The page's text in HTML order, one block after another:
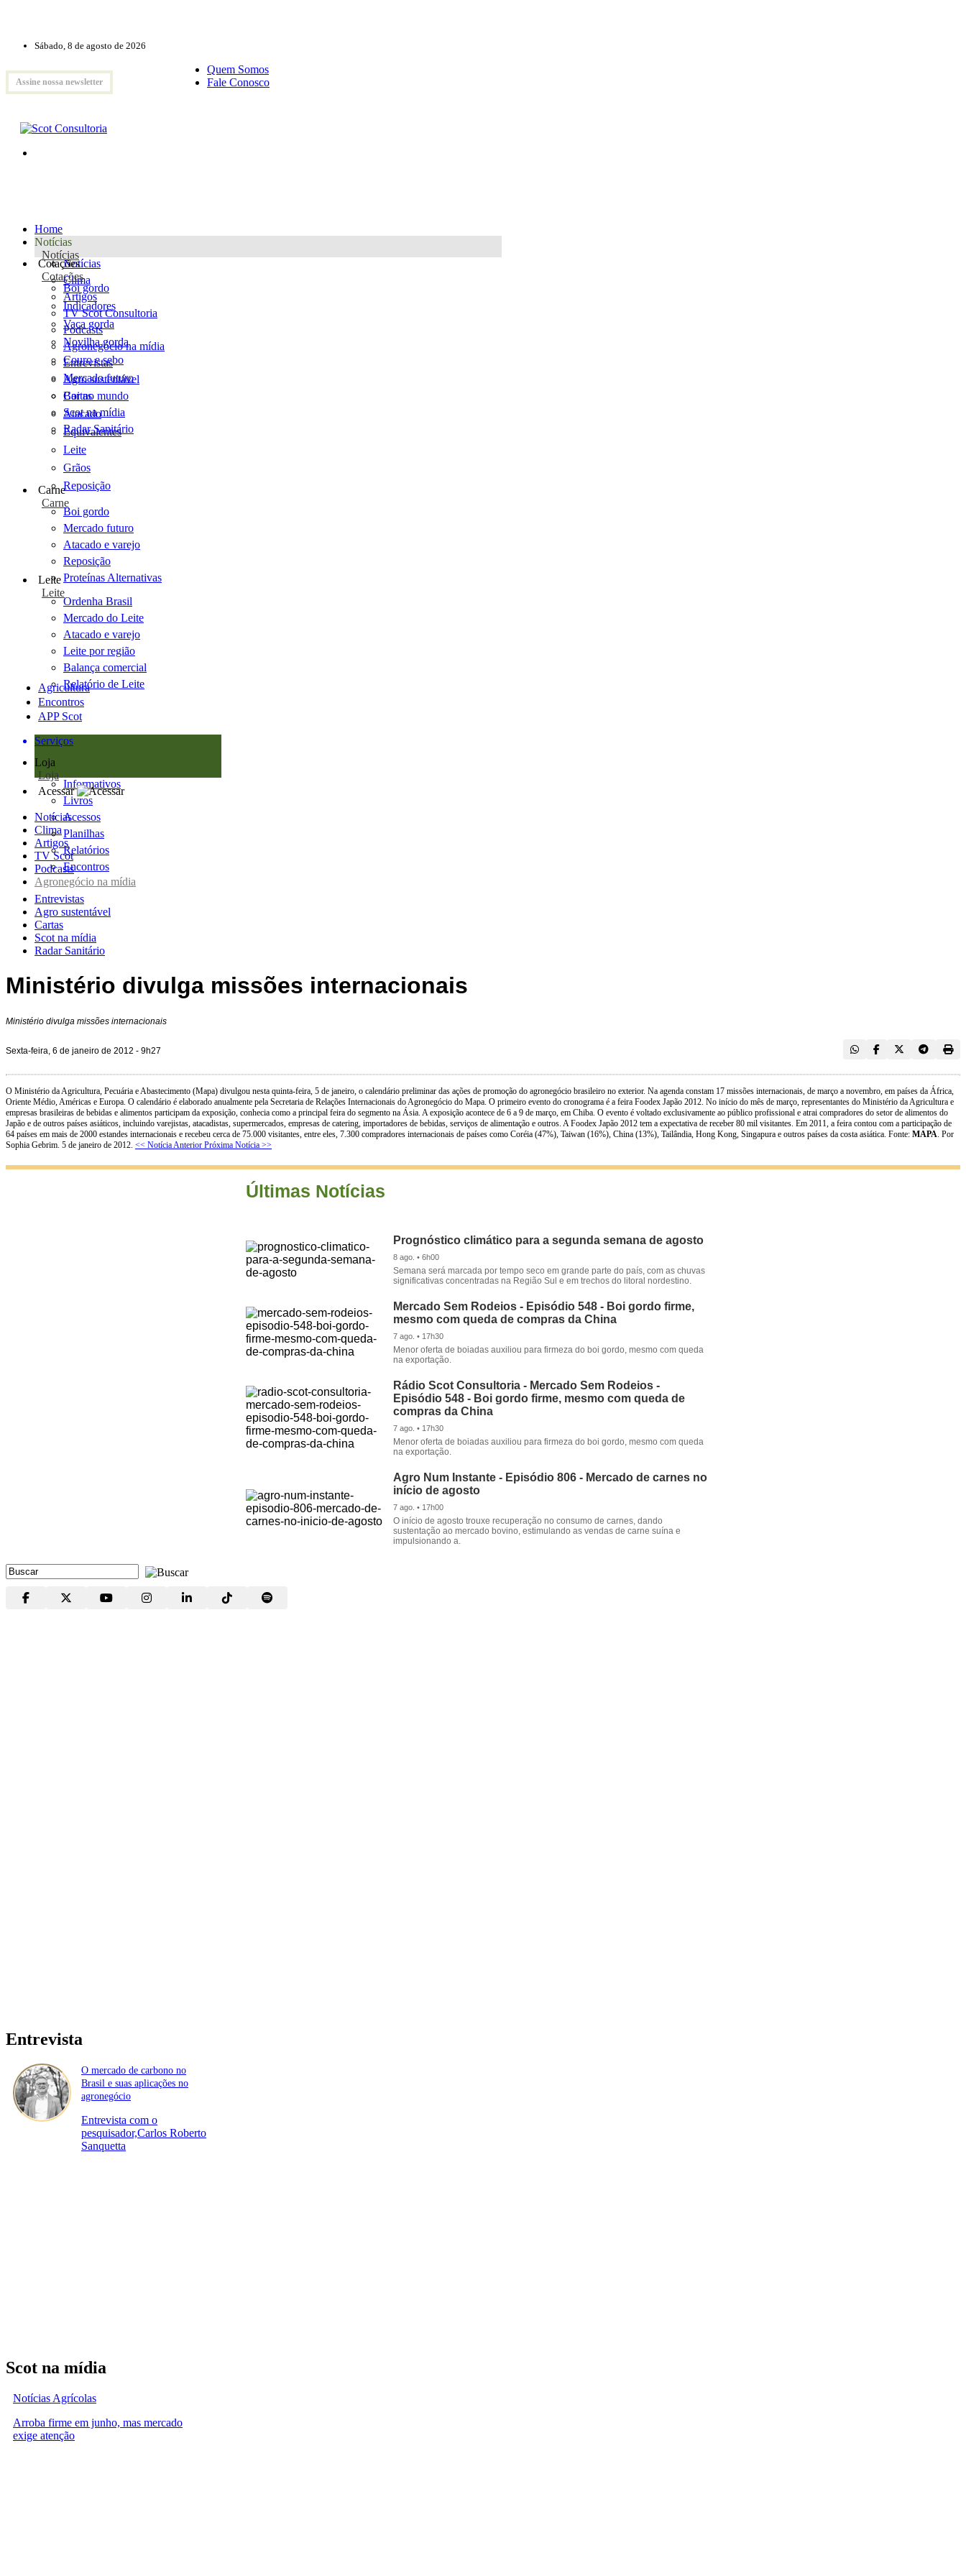
Sábado, 8 de agosto de 2026
Assine nossa newsletter
Quem Somos
Fale Conosco
Home
Notícias
Notícias
Notícias
Clima
Artigos
TV Scot Consultoria
Podcasts
Agronegócio na mídia
Entrevistas
Agro sustentável
Cartas
Scot na mídia
Radar Sanitário
Cotações
Cotações
Boi gordo
Indicadores
Vaca gorda
Novilha gorda
Couro e sebo
Mercado futuro
Boi no mundo
Atacado
Equivalentes
Leite
Grãos
Reposição
Carne
Carne
Boi gordo
Mercado futuro
Atacado e varejo
Reposição
Proteínas Alternativas
Leite
Leite
Ordenha Brasil
Mercado do Leite
Atacado e varejo
Leite por região
Balança comercial
Relatório de Leite
Agricultura
Encontros
APP Scot
Serviços
Loja
Loja
Informativos
Livros
Acessos
Planilhas
Relatórios
Encontros
Acessar
Notícias
Clima
Artigos
TV Scot
Podcasts
Agronegócio na mídia
Entrevistas
Agro sustentável
Cartas
Scot na mídia
Radar Sanitário
Ministério divulga missões internacionais
Ministério divulga missões internacionais
Sexta-feira, 6 de janeiro de 2012 - 9h27
O Ministério da Agricultura, Pecuária e Abastecimento (Mapa) divulgou nesta quinta-feira, 5 de janeiro, o calendário preliminar das ações de promoção do agronegócio brasileiro no exterior. Na agenda constam 17 missões internacionais, de março a novembro, em países da África,
Oriente Médio, Américas e Europa. O calendário é elaborado anualmente pela Secretaria de Relações Internacionais do Agronegócio do Mapa. O primeiro evento do cronograma é a feira Foodex Japão 2012. No início do mês de março, representantes do Ministério da Agricultura e
empresas brasileiras de bebidas e alimentos participam da exposição, conhecia como a principal feira do segmento na Ásia. A exposição acontece de 6 a 9 de março, em Chiba. O evento é voltado exclusivamente ao público profissional e atrai compradores do setor de alimentos do
Japão e de outros países asiáticos, incluindo varejistas, atacadistas, supermercados, empresas de catering, importadores de bebidas, serviços de alimentação e outros. A Foodex Japão 2012 tem a expectativa de receber 80 mil visitantes. Em 2011, a feira contou com a participação de
64 países em mais de 2000 estandes internacionais e recebeu cerca de 75.000 visitantes, entre eles, 7.300 compradores internacionais de países como Coréia (47%), Taiwan (16%), China (13%), Tailândia, Hong Kong, Singapura e outros países da costa asiática. Fonte: MAPA. Por
Sophia Gebrim. 5 de janeiro de 2012. << Notícia Anterior Próxima Notícia >>
Últimas Notícias
Prognóstico climático para a segunda semana de agosto
8 ago. • 6h00
Semana será marcada por tempo seco em grande parte do país, com as chuvas
significativas concentradas na Região Sul e em trechos do litoral nordestino.
Mercado Sem Rodeios - Episódio 548 - Boi gordo firme,
mesmo com queda de compras da China
7 ago. • 17h30
Menor oferta de boiadas auxiliou para firmeza do boi gordo, mesmo com queda
na exportação.
Rádio Scot Consultoria - Mercado Sem Rodeios -
Episódio 548 - Boi gordo firme, mesmo com queda de
compras da China
7 ago. • 17h30
Menor oferta de boiadas auxiliou para firmeza do boi gordo, mesmo com queda
na exportação.
Agro Num Instante - Episódio 806 - Mercado de carnes no
início de agosto
7 ago. • 17h00
O início de agosto trouxe recuperação no consumo de carnes, dando
sustentação ao mercado bovino, estimulando as vendas de carne suína e
impulsionando a.
Entrevista
O mercado de carbono no
Brasil e suas aplicações no
agronegócio
Entrevista com o
pesquisador,Carlos Roberto
Sanquetta
Scot na mídia
Notícias Agrícolas
Arroba firme em junho, mas mercado
exige atenção